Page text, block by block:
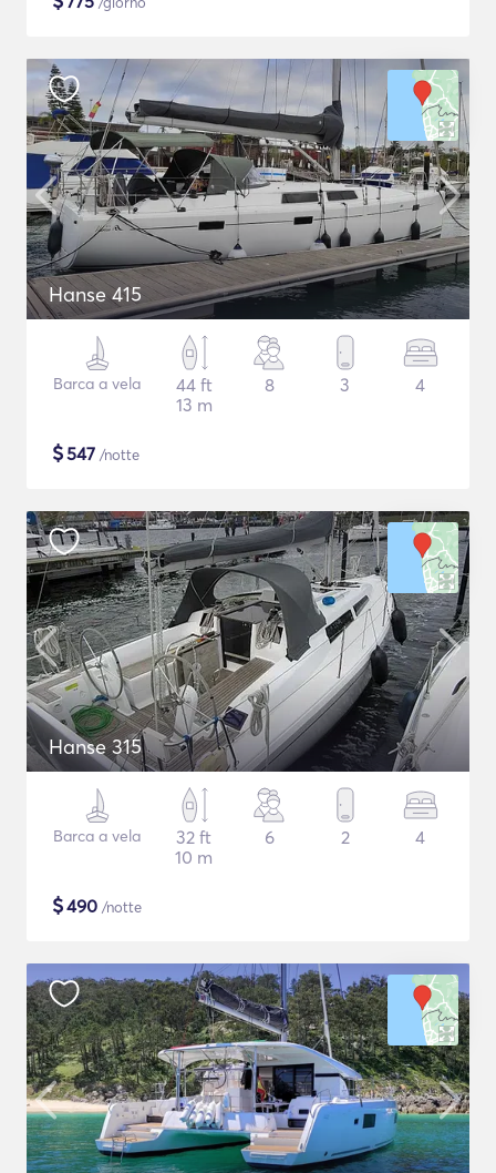
Hanse 415
Barca a vela
44 ft
13 m
8 3 4
$547 /notte
Hanse 315
Barca a vela
32 ft
10 m
6 2 4
$490 /notte